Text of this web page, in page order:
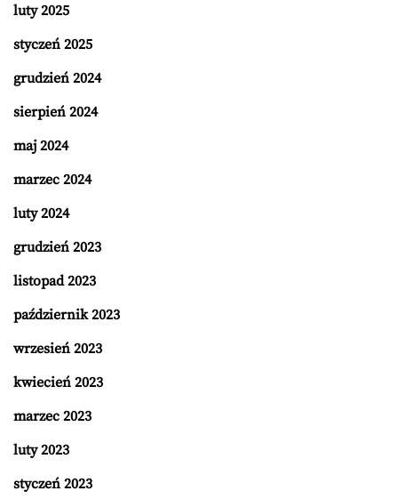
luty 2025
styczeń 2025
grudzień 2024
sierpień 2024
maj 2024
marzec 2024
luty 2024
grudzień 2023
listopad 2023
październik 2023
wrzesień 2023
kwiecień 2023
marzec 2023
luty 2023
styczeń 2023